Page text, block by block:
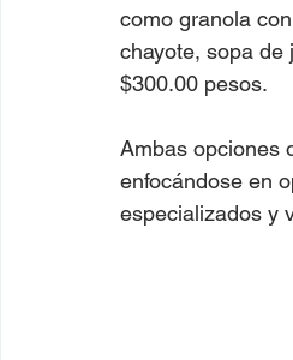
como granola
chayote, sopa de
$300.00 pesos.
Ambas opciones
enfocándose en
especializados y